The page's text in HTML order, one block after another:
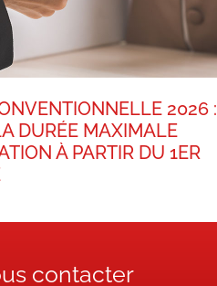
2026 :
DURÉE MAXIMALE
À PARTIR DU 1ER
contacter